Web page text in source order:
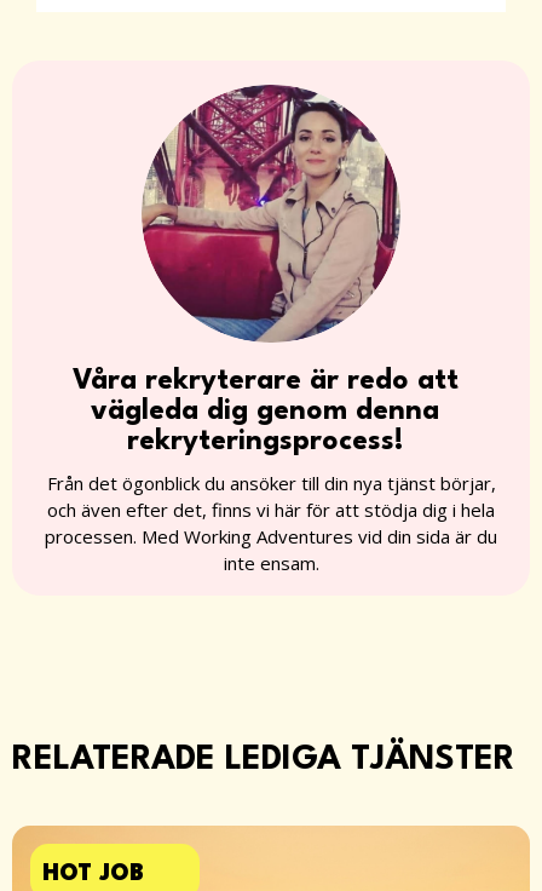
Våra rekryterare är redo att
vägleda dig genom denna
rekryteringsprocess!
Från det ögonblick du ansöker till din nya tjänst börjar,
och även efter det, finns vi här för att stödja dig i hela
processen. Med Working Adventures vid din sida är du
inte ensam.
RELATERADE LEDIGA TJÄNSTER
HOT JOB